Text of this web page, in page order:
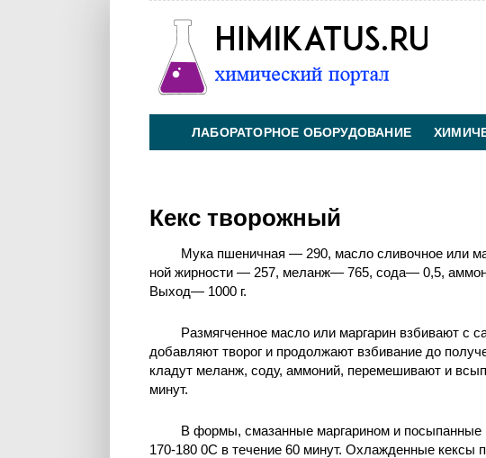
ЛАБОРАТОРНОЕ ОБОРУДОВАНИЕ
Кекс творожный
Мука пшеничная — 290, масло сливочное или
ной жирности — 257, меланж— 765, сода— 0,5,
Выход— 1000 г.
Размягченное масло или маргарин взбивают с
добавляют творог и продолжают взбивание до
кладут меланж, соду, аммоний, перемешивают и
минут.
В формы, смазанные маргарином и посыпанные
170-180 0C в течение 60 минут. Охлажденные кексы